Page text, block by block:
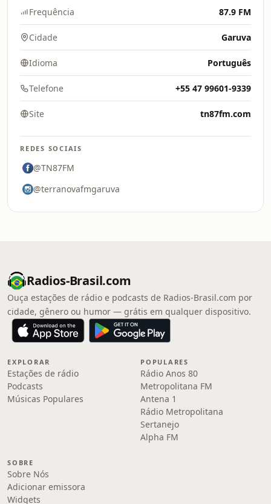
Frequência 87.9 FM
Cidade Garuva
Idioma Português
Telefone +55 47 99601-9339
Site tn87fm.com
REDES SOCIAIS
@TN87FM
@terranovafmgaruva
Radios-Brasil.com
Ouça estações de rádio e podcasts de Radios-Brasil.com por
cidade, gênero ou humor — grátis em qualquer dispositivo.
EXPLORAR
Estações de rádio
Podcasts
Músicas Populares
POPULARES
Rádio Anos 80
Metropolitana FM
Antena 1
Rádio Metropolitana
Sertanejo
Alpha FM
SOBRE
Sobre Nós
Adicionar emissora
Widgets